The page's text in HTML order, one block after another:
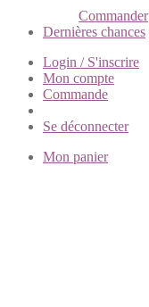
Commander
Dernières chances
Login / S'inscrire
Mon compte
Commande
Se déconnecter
Mon panier